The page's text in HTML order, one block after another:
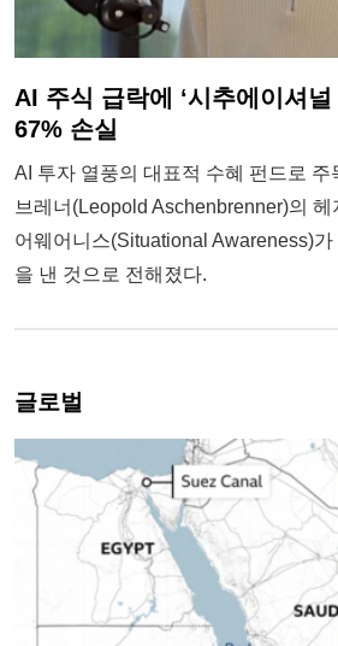
AI 주식 급락에 ‘시추에이셔널
67% 손실
AI 투자 열풍의 대표적 수혜 펀드로 주
브레너(Leopold Aschenbrenner)의
어웨어니스(Situational Awareness)
을 낸 것으로 전해졌다.
글로벌